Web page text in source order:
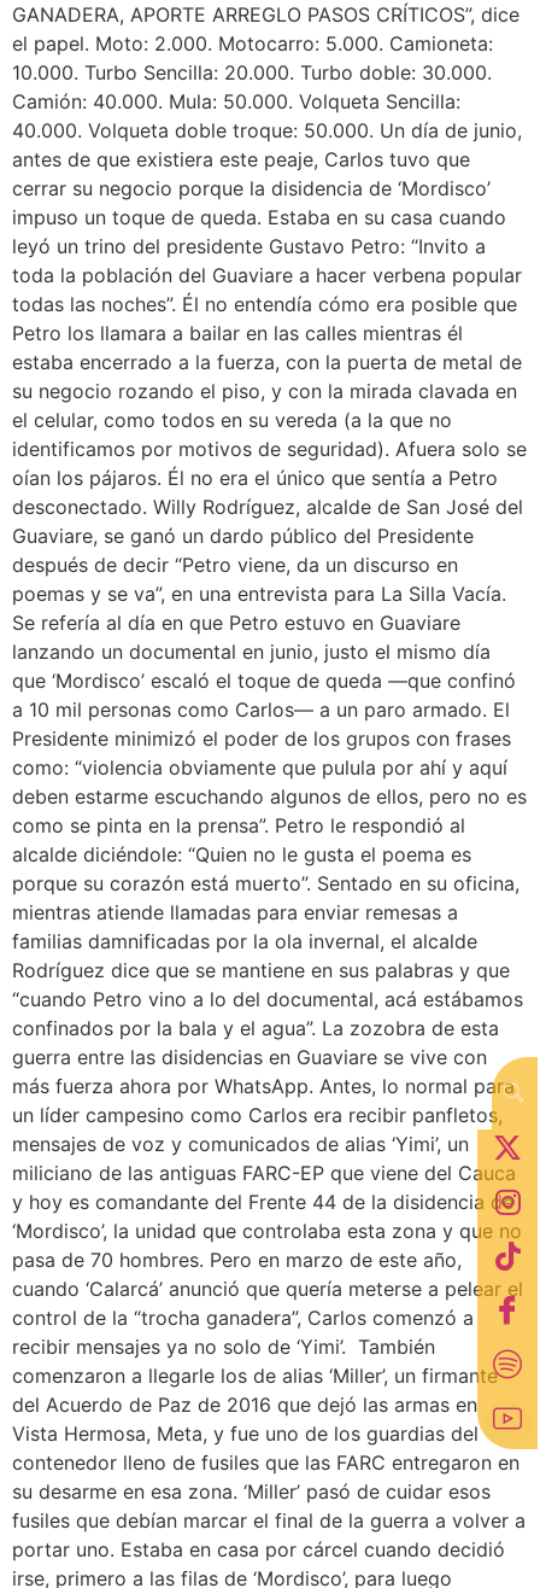
GANADERA, APORTE ARREGLO PASOS CRÍTICOS”, dice
el papel. Moto: 2.000. Motocarro: 5.000. Camioneta:
10.000. Turbo Sencilla: 20.000. Turbo doble: 30.000.
Camión: 40.000. Mula: 50.000. Volqueta Sencilla:
40.000. Volqueta doble troque: 50.000. Un día de junio,
antes de que existiera este peaje, Carlos tuvo que
cerrar su negocio porque la disidencia de ‘Mordisco’
impuso un toque de queda. Estaba en su casa cuando
leyó un trino del presidente Gustavo Petro: “Invito a
toda la población del Guaviare a hacer verbena popular
todas las noches”. Él no entendía cómo era posible que
Petro los llamara a bailar en las calles mientras él
estaba encerrado a la fuerza, con la puerta de metal de
su negocio rozando el piso, y con la mirada clavada en
el celular, como todos en su vereda (a la que no
identificamos por motivos de seguridad). Afuera solo se
oían los pájaros. Él no era el único que sentía a Petro
desconectado. Willy Rodríguez, alcalde de San José del
Guaviare, se ganó un dardo público del Presidente
después de decir “Petro viene, da un discurso en
poemas y se va”, en una entrevista para La Silla Vacía.
Se refería al día en que Petro estuvo en Guaviare
lanzando un documental en junio, justo el mismo día
que ‘Mordisco’ escaló el toque de queda —que confinó
a 10 mil personas como Carlos— a un paro armado. El
Presidente minimizó el poder de los grupos con frases
como: “violencia obviamente que pulula por ahí y aquí
deben estarme escuchando algunos de ellos, pero no es
como se pinta en la prensa”. Petro le respondió al
alcalde diciéndole: “Quien no le gusta el poema es
porque su corazón está muerto”. Sentado en su oficina,
mientras atiende llamadas para enviar remesas a
familias damnificadas por la ola invernal, el alcalde
Rodríguez dice que se mantiene en sus palabras y que
“cuando Petro vino a lo del documental, acá estábamos
confinados por la bala y el agua”. La zozobra de esta
guerra entre las disidencias en Guaviare se vive con
más fuerza ahora por WhatsApp. Antes, lo normal para
un líder campesino como Carlos era recibir panfletos,
mensajes de voz y comunicados de alias ‘Yimi’, un
miliciano de las antiguas FARC-EP que viene del Cauca
y hoy es comandante del Frente 44 de la disidencia de
‘Mordisco’, la unidad que controlaba esta zona y que no
pasa de 70 hombres. Pero en marzo de este año,
cuando ‘Calarcá’ anunció que quería meterse a pelear el
control de la “trocha ganadera”, Carlos comenzó a
recibir mensajes ya no solo de ‘Yimi’. También
comenzaron a llegarle los de alias ‘Miller’, un firmante
del Acuerdo de Paz de 2016 que dejó las armas en
Vista Hermosa, Meta, y fue uno de los guardias del
contenedor lleno de fusiles que las FARC entregaron en
su desarme en esa zona. ‘Miller’ pasó de cuidar esos
fusiles que debían marcar el final de la guerra a volver a
portar uno. Estaba en casa por cárcel cuando decidió
irse, primero a las filas de ‘Mordisco’, para luego